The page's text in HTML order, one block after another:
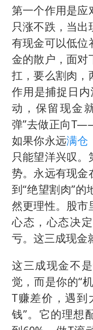
第一个作用是应
只涨不跌，当
有现金可以低位
金的散户，面对
扛，要么割肉，
作用是捕捉日
动，保留现金
弹”去做正向
如果你永远满仓
只能望洋兴叹
势。永远有现金
到“绝望割肉”的
然更理性。股市
心态，心态决
亏。这三成现金
这三成现金不
觉，而是你的“
T赚差价，遇到
钱”。它的理想